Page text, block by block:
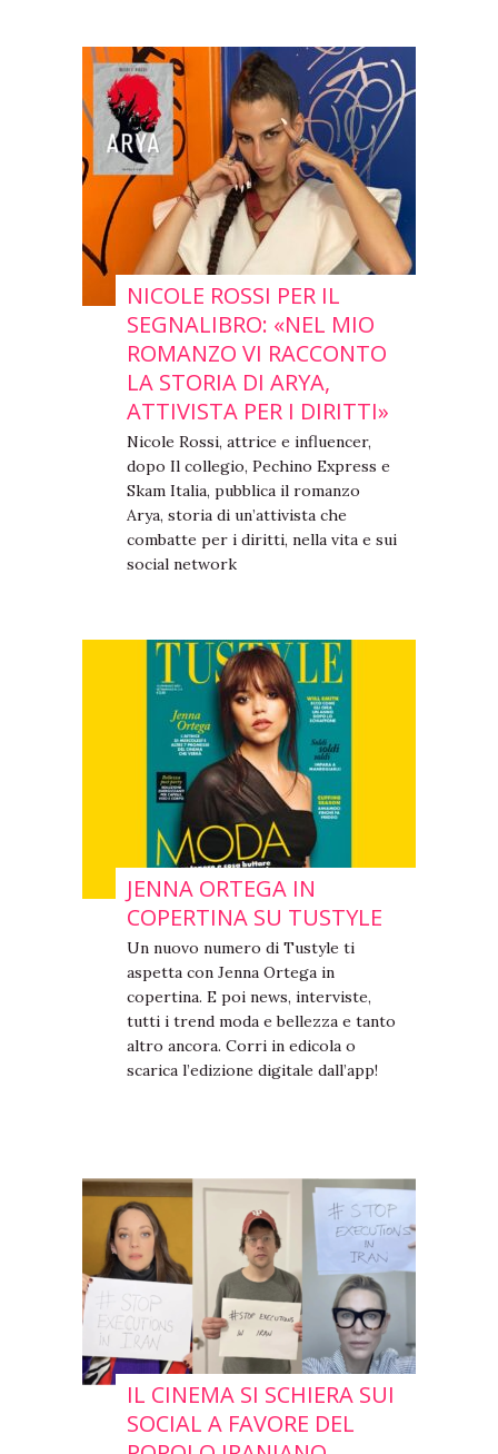
NICOLE ROSSI PER IL
SEGNALIBRO: «NEL MIO
ROMANZO VI RACCONTO
LA STORIA DI ARYA,
ATTIVISTA PER I DIRITTI»
Nicole Rossi, attrice e influencer,
dopo Il collegio, Pechino Express e
Skam Italia, pubblica il romanzo
Arya, storia di un’attivista che
combatte per i diritti, nella vita e sui
social network
JENNA ORTEGA IN
COPERTINA SU TUSTYLE
Un nuovo numero di Tustyle ti
aspetta con Jenna Ortega in
copertina. E poi news, interviste,
tutti i trend moda e bellezza e tanto
altro ancora. Corri in edicola o
scarica l’edizione digitale dall’app!
IL CINEMA SI SCHIERA SUI
SOCIAL A FAVORE DEL